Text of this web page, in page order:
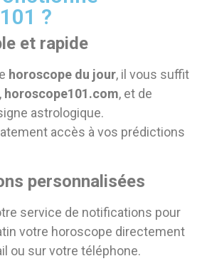
?
et rapide
horoscope du jour, il vous suffit
horoscope101.com, et de
astrologique.
accès à vos prédictions
personnalisées
service de notifications pour
votre horoscope directement
ou sur votre téléphone.